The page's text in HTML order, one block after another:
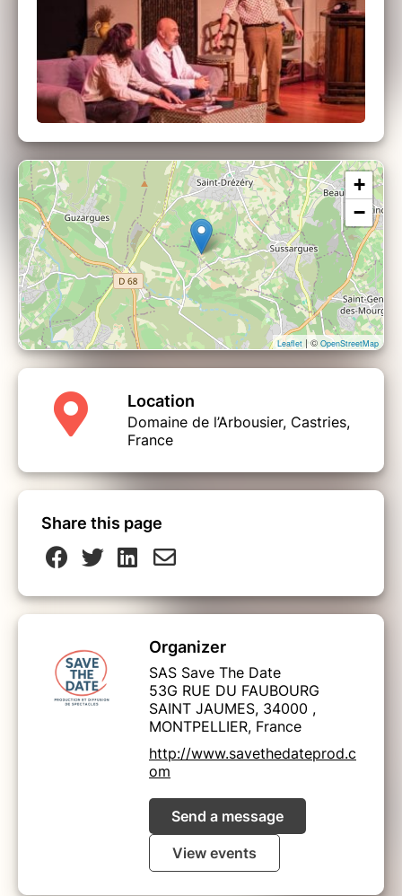
+
−
Leaflet | © OpenStreetMap
Location
Domaine de l’Arbousier, Castries,
France
Share this page
Organizer
SAS Save The Date
53G RUE DU FAUBOURG
SAINT JAUMES, 34000 ,
MONTPELLIER, France
http://www.savethedateprod.c
om
Send a message
View events